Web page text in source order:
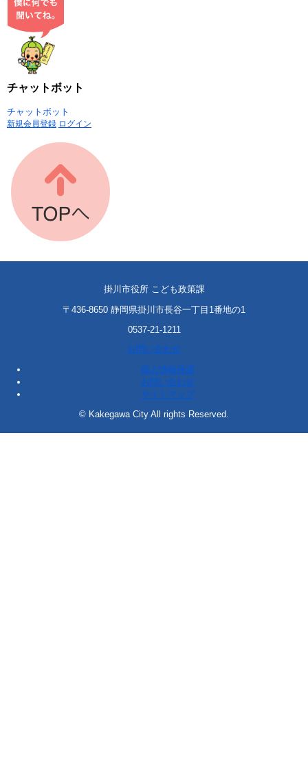
チャットボット
チャットボット
新規会員登録 ログイン
掛川市役所 こども政策課
〒436-8650 静岡県掛川市長谷一丁目1番地の1
0537-21-1211
お問い合わせ
個人情報保護
お問い合わせ
サイトマップ
© Kakegawa City All rights Reserved.